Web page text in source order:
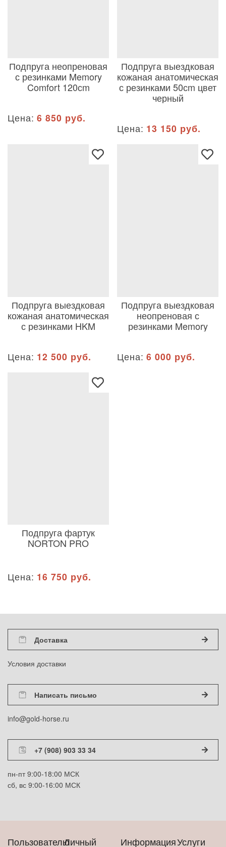
Подпруга неопреновая
с резинками Memory
Comfort 120сm
Цена: 6 850 руб.
Подпруга выездковая
кожаная анатомическая
с резинками 50сm цвет
черный
Цена: 13 150 руб.
Подпруга выездковая
кожаная анатомическая
с резинками HKM
Цена: 12 500 руб.
Подпруга выездковая
неопреновая с
резинками Memory
Цена: 6 000 руб.
Подпруга фартук
NORTON PRO
Цена: 16 750 руб.
Доставка
Условия доставки
Написать письмо
info@gold-horse.ru
+7 (908) 903 33 34
пн-пт 9:00-18:00 МСК
сб, вс 9:00-16:00 МСК
ПользователюЛичный
ИнформацияУслуги